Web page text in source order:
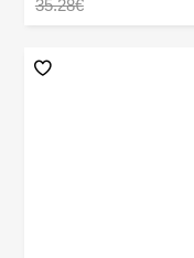
35.28€